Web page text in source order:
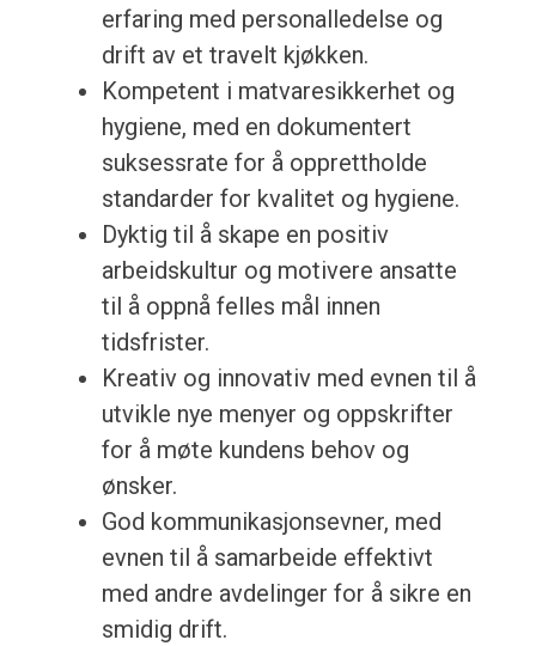
erfaring med personalledelse og
drift av et travelt kjøkken.
Kompetent i matvaresikkerhet og
hygiene, med en dokumentert
suksessrate for å opprettholde
standarder for kvalitet og hygiene.
Dyktig til å skape en positiv
arbeidskultur og motivere ansatte
til å oppnå felles mål innen
tidsfrister.
Kreativ og innovativ med evnen til å
utvikle nye menyer og oppskrifter
for å møte kundens behov og
ønsker.
God kommunikasjonsevner, med
evnen til å samarbeide effektivt
med andre avdelinger for å sikre en
smidig drift.